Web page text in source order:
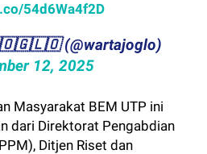
54d6Wa4f2D
(@wartajoglo)
12, 2025
Masyarakat BEM UTP ini
dari Direktorat Pengabdian
Ditjen Riset dan